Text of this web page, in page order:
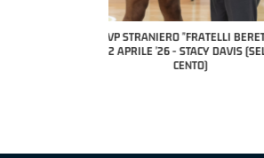
MVP "FRATELLI BERETTA"
DILAS B NAZIONALE APRILE
MARCO RESTELLI (TAV